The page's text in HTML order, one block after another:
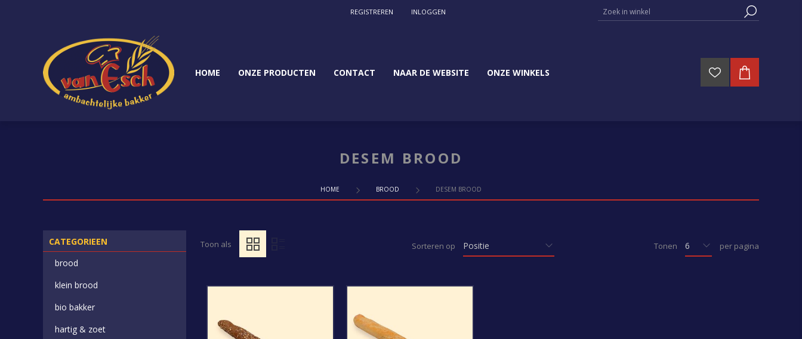
REGISTREREN INLOGGEN
HOME ONZE PRODUCTEN CONTACT NAAR DE WEBSITE ONZE WINKELS
HOME BROOD DESEM BROOD
DESEM BROOD
Toon als Sorteren op Tonen per pagina
CATEGORIEEN
brood
klein brood
bio bakker
hartig & zoet